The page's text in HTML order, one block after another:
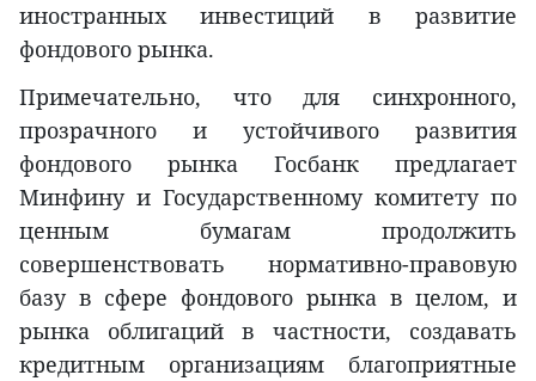
иностранных инвестиций в развитие
фондового рынка.
Примечательно, что для синхронного,
прозрачного и устойчивого развития
фондового рынка Госбанк предлагает
Минфину и Государственному комитету по
ценным бумагам продолжить
совершенствовать нормативно-правовую
базу в сфере фондового рынка в целом, и
рынка облигаций в частности, создавать
кредитным организациям благоприятные